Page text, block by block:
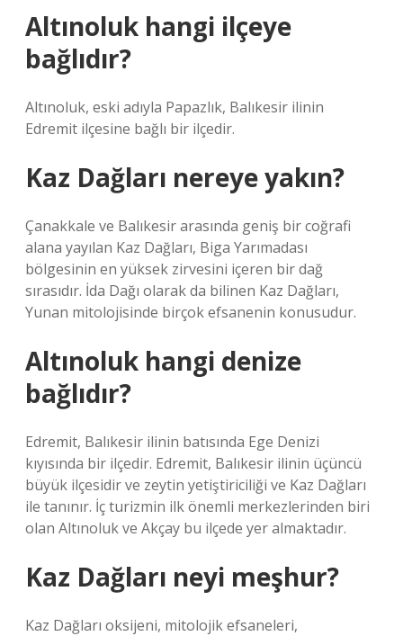
Altınoluk hangi ilçeye
bağlıdır?
Altınoluk, eski adıyla Papazlık, Balıkesir ilinin
Edremit ilçesine bağlı bir ilçedir.
Kaz Dağları nereye yakın?
Çanakkale ve Balıkesir arasında geniş bir coğrafi
alana yayılan Kaz Dağları, Biga Yarımadası
bölgesinin en yüksek zirvesini içeren bir dağ
sırasıdır. İda Dağı olarak da bilinen Kaz Dağları,
Yunan mitolojisinde birçok efsanenin konusudur.
Altınoluk hangi denize
bağlıdır?
Edremit, Balıkesir ilinin batısında Ege Denizi
kıyısında bir ilçedir. Edremit, Balıkesir ilinin üçüncü
büyük ilçesidir ve zeytin yetiştiriciliği ve Kaz Dağları
ile tanınır. İç turizmin ilk önemli merkezlerinden biri
olan Altınoluk ve Akçay bu ilçede yer almaktadır.
Kaz Dağları neyi meşhur?
Kaz Dağları oksijeni, mitolojik efsaneleri,